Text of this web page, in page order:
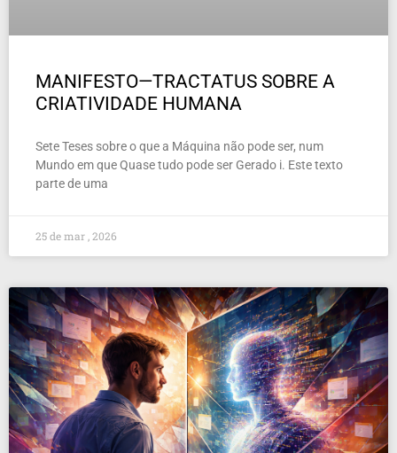
MANIFESTO—TRACTATUS SOBRE A
CRIATIVIDADE HUMANA
Sete Teses sobre o que a Máquina não pode ser, num
Mundo em que Quase tudo pode ser Gerado i. Este texto
parte de uma
25 de mar , 2026